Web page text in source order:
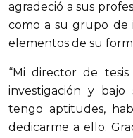
agradeció a sus
como a su grupo de
elementos de su
“Mi director de
investigación y
tengo aptitudes,
dedicarme a ello.